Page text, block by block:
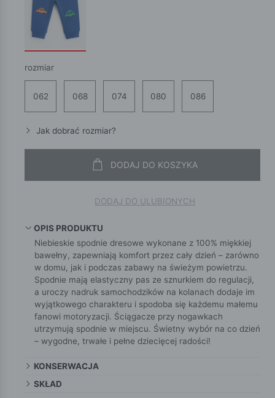
rozmiar
062 068 074 080 086
Jak dobrać rozmiar?
DODAJ DO KOSZYKA
DODAJ DO ULUBIONYCH
OPIS PRODUKTU
Niebieskie spodnie dresowe wykonane z 100% miękkiej
bawełny, zapewniają komfort przez cały dzień – zarówno
w domu, jak i podczas zabawy na świeżym powietrzu.
Spodnie mają elastyczny pas ze sznurkiem do regulacji,
a uroczy nadruk samochodzików na kolanach dodaje im
wyjątkowego charakteru i spodoba się każdemu małemu
fanowi motoryzacji. Ściągacze przy nogawkach
utrzymują spodnie w miejscu. Świetny wybór na co dzień
– wygodne, trwałe i pełne dziecięcej radości!
KONSERWACJA
SKŁAD